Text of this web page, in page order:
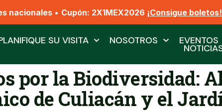
nacionales • Cupón: 2X1MEX2026 ¡Consigue boletos!
SU VISITA NOSOTROS EVENTOS
por la Biodiversidad:
de Culiacán y el